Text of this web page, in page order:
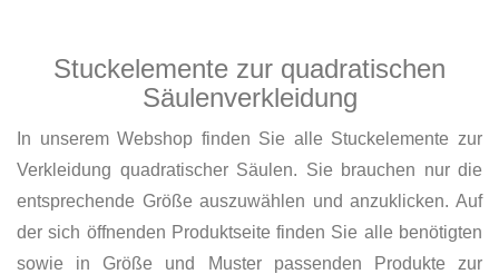
Stuckelemente zur quadratischen
Säulenverkleidung
In unserem Webshop finden Sie alle Stuckelemente zur
Verkleidung quadratischer Säulen. Sie brauchen nur die
entsprechende Größe auszuwählen und anzuklicken. Auf
der sich öffnenden Produktseite finden Sie alle benötigten
sowie in Größe und Muster passenden Produkte zur